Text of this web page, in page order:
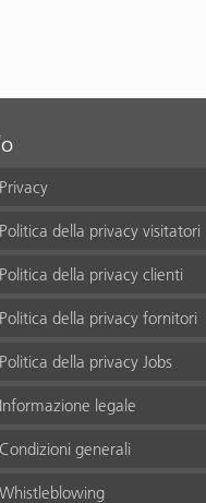
Privacy
Politica della privacy visitatori
Politica della privacy clienti
Politica della privacy fornitori
Politica della privacy Jobs
Informazione legale
Condizioni generali
Whistleblowing